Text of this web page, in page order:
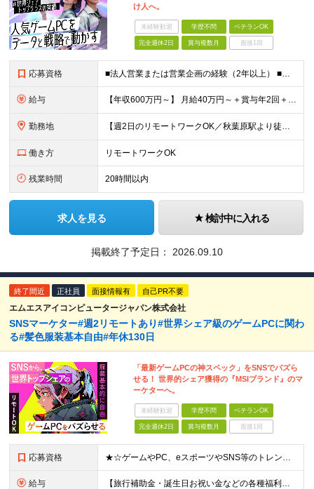
け人へ。
未経験歓迎 学歴不問 ベテランOK
完全週休2日 賞与複数月 面接1回
応募資格 ■法人営業または営業企画の経験（2年以上） ■日本企業でのEC物販業務経験（2年以上） ■基本的なMicrosoft Officeスキル（Excel：VLOOKUP、ピボットテーブルなど） ■学歴不問
給与 【年収600万円～】 月給40万円～＋賞与年2回＋各種手当 ※経験・スキルを考慮し、決定いたします ※上記には固定残業代（24時間分／4万円～6.5万円）を含みます ※試用期間3カ月（期間中の雇用形
勤務地 【週2日のリモートワークOK／秋葉原駅より徒歩5分】 本社：東京都千代田区神田須田町2-19-23 Daiwa秋葉原ビル 6階 ※展示会などでの国内/海外出張あり ※変更の範囲：上記を除く当社関連
働き方 リモートワークOK
残業時間 20時間以内
求人を見る 検討中に入れる
掲載終了予定日： 2026.09.10
終了間近 正社員 面接情報有 自己PR不要
エムエスアイコンピュータージャパン株式会社
SNSマーケター#週2リモートあり#世界シェア級のゲームPCに関わ
る#髪色服装基本自由#年休130日
「最新ゲームPCの神スペック」をSNSでバズら
せる！ 世界的シェア獲得の『MSIブランド』のマ
ーケターへ。
未経験歓迎 学歴不問 ベテランOK
完全週休2日 賞与複数月 面接1回
応募資格 ★☆ゲームやPC、eスポーツやSNS等のトレンドに興味がある方必見☆★ ■以下いずれかのご経験をお持ちの方 ├マーケティング業務またはメディア・Webメディア・広告代理店の経験 └もしくはパソコンショ
給与 【旅行補助金・誕生日お祝い金などの各種福利厚生充実】 月給26万円～＋賞与年2回＋各種手当 ※経験・スキルを考慮し、決定いたします ※上記には固定残業代（24時間分／4万円～6万円）を含みます ※